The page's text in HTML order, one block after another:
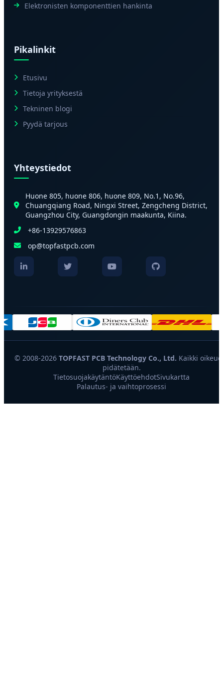
Elektronisten komponenttien hankinta
Pikalinkit
Etusivu
Tietoja yrityksestä
Tekninen blogi
Pyydä tarjous
Yhteystiedot
Huone 805, huone 806, huone 809, No.1, No.96,
Chuangqiang Road, Ningxi Street, Zengcheng District,
Guangzhou City, Guangdongin maakunta, Kiina.
+86-13929576863
op@topfastpcb.com
© 2008-2026 TOPFAST PCB Technology Co., Ltd. Kaikki
pidätetään.
TietosuojakäytäntöKäyttöehdotSivukartta
Palautus- ja vaihtoprosessi